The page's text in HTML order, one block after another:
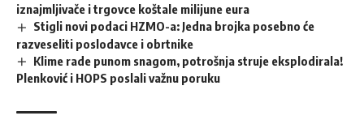
iznajmljivače i trgovce koštale milijune eura
Stigli novi podaci HZMO-a: Jedna brojka posebno će
razveseliti poslodavce i obrtnike
Klime rade punom snagom, potrošnja struje eksplodirala!
Plenković i HOPS poslali važnu poruku